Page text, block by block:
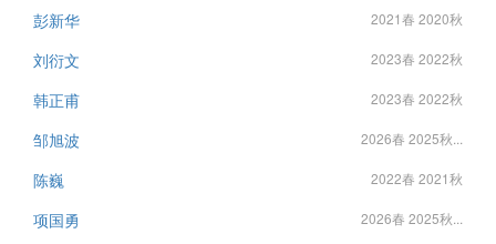
彭新华 2021春 2020秋
刘衍文 2023春 2022秋
韩正甫 2023春 2022秋
邹旭波 2026春 2025秋...
陈巍 2022春 2021秋
项国勇 2026春 2025秋...